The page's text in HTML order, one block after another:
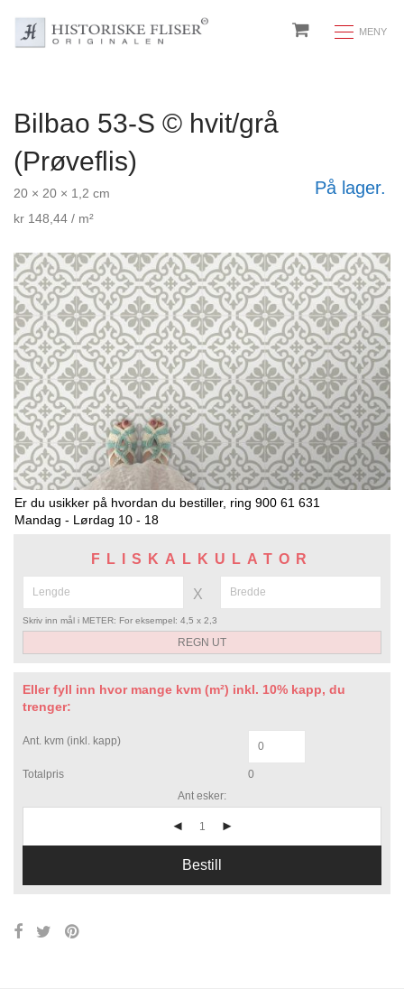
Bilbao 53-S © hvit/grå
(Prøveflis)
På lager.
20 × 20 × 1,2 cm
kr 148,44 / m²
Er du usikker på hvordan du bestiller, ring 900 61 631
Mandag - Lørdag 10 - 18
FLISKALKULATOR
X
Skriv inn mål i METER: For eksempel: 4,5 x 2,3
Eller fyll inn hvor mange kvm (m²) inkl. 10% kapp, du
trenger:
Ant. kvm (inkl. kapp)
Totalpris
0
Ant esker:
Bestill